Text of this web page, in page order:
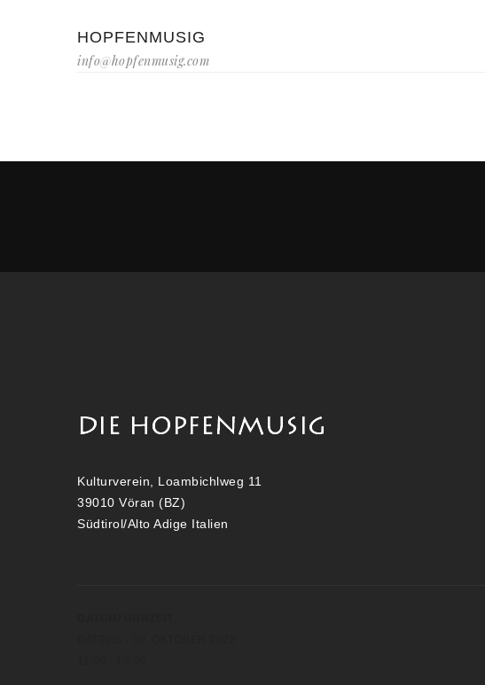
HOPFENMUSIG
info@hopfenmusig.com
Kulturverein, Loambichlweg 11
39010 Vöran (BZ)
Südtirol/Alto Adige Italien